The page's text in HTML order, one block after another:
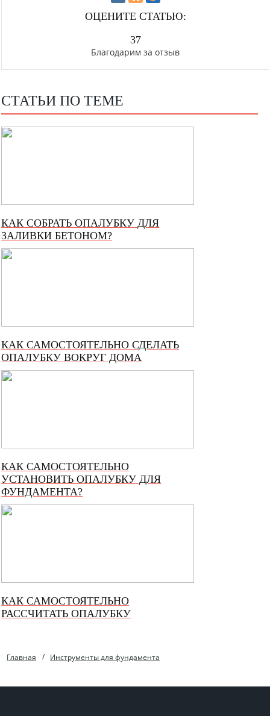
ОЦЕНИТЕ СТАТЬЮ:
37
Благодарим за отзыв
СТАТЬИ ПО ТЕМЕ
КАК СОБРАТЬ ОПАЛУБКУ ДЛЯ
ЗАЛИВКИ БЕТОНОМ?
КАК САМОСТОЯТЕЛЬНО СДЕЛАТЬ
ОПАЛУБКУ ВОКРУГ ДОМА
КАК САМОСТОЯТЕЛЬНО
УСТАНОВИТЬ ОПАЛУБКУ ДЛЯ
ФУНДАМЕНТА?
КАК САМОСТОЯТЕЛЬНО
РАССЧИТАТЬ ОПАЛУБКУ
Главная Инструменты для фундамента